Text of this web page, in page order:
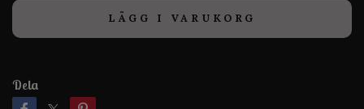
LÄGG I VARUKORG
Dela